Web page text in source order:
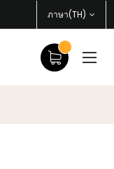
ภาษา(TH)